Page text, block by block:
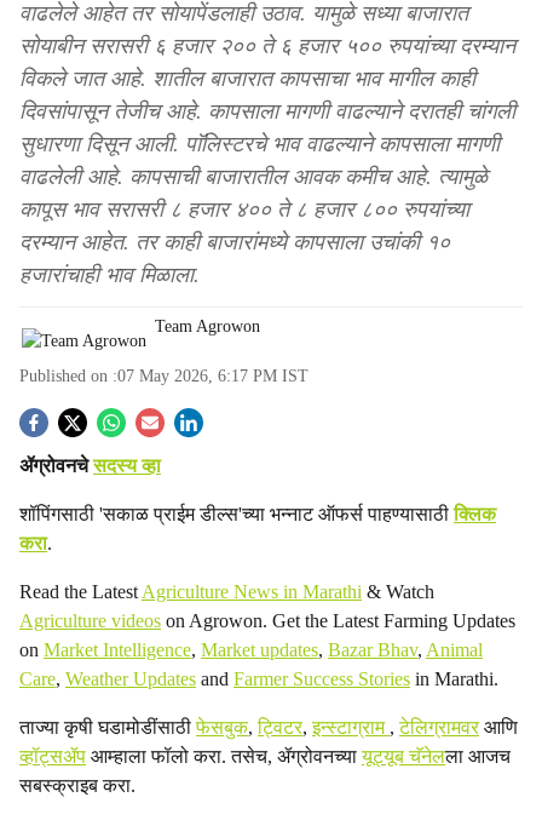
वाढलेले आहेत तर सोयापेंडलाही उठाव. यामुळे सध्या बाजारात
सोयाबीन सरासरी ६ हजार २०० ते ६ हजार ५०० रुपयांच्या दरम्यान
विकले जात आहे. शातील बाजारात कापसाचा भाव मागील काही
दिवसांपासून तेजीच आहे. कापसाला मागणी वाढल्याने दरातही चांगली
सुधारणा दिसून आली. पाॅलिस्टरचे भाव वाढल्याने कापसाला मागणी
वाढलेली आहे. कापसाची बाजारातील आवक कमीच आहे. त्यामुळे
कापूस भाव सरासरी ८ हजार ४०० ते ८ हजार ८०० रुपयांच्या
दरम्यान आहेत. तर काही बाजारांमध्ये कापसाला उचांकी १०
हजारांचाही भाव मिळाला.
Team Agrowon
Published on :07 May 2026, 6:17 PM IST
S
o
c
i
a
l
s
h
ॲग्रोवनचेसदस्य व्हा
शॉपिंगसाठी 'सकाळ प्राईम डील्स'च्या भन्नाट ऑफर्स पाहण्यासाठीक्लिक
करा.
Read the Latest Agriculture News in Marathi & Watch
Agriculture videos on Agrowon. Get the Latest Farming Updates
on Market Intelligence, Market updates, Bazar Bhav, Animal
Care, Weather Updates and Farmer Success Stories in Marathi.
ताज्या कृषी घडामोडींसाठीफेसबुक,ट्विटर,इन्स्टाग्राम ,टेलिग्रामवरआणि
व्हॉट्सॲप आम्हाला फॉलो करा. तसेच, ॲग्रोवनच्यायूट्यूब चॅनेलला आजच
सबस्क्राइब करा.